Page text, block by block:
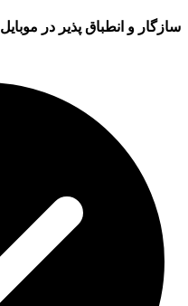
سازگار و انطباق پذیر در موبایل